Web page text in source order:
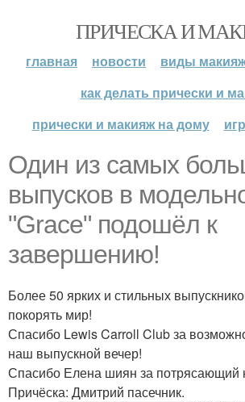
ПРИЧЕСКА И
главная новости
виды
как делать прически и
прически и макияж на дому
Один из самых
выпусков в
"Grace" подошёл к
завершению!
Более 50 ярких и стильных
покорять мир!
Спасибо Lewis Carroll Club за
наш выпускной вечер!
Спасибо Елена шиян за потрясающий
Причёска: Дмитрий пасечник.